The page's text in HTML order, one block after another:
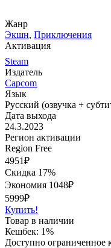
Жанр
Экшн, Приключения
Активация
Steam
Издатель
Capcom
Язык
Русский (озвучка +
Дата выхода
24.3.2023
Регион активации
Region Free
4951₽
Скидка 17%
Экономия 1048₽
5999₽
Купить!
Товар в наличии
Кешбек: 1%
Доступно ограниченное